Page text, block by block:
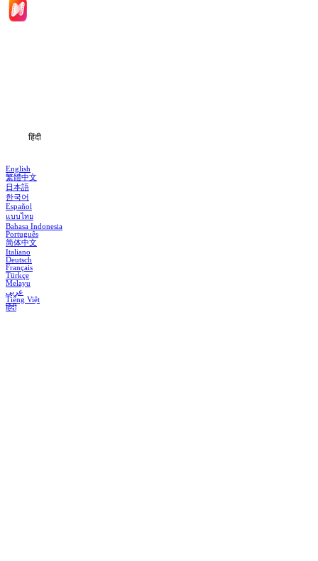
हिंदी
English
繁體中文
日本語
한국어
Español
แบบไทย
Bahasa Indonesia
Português
简体中文
Italiano
Deutsch
Français
Türkçe
Melayu
عربي
Tiếng Việt
हिंदी